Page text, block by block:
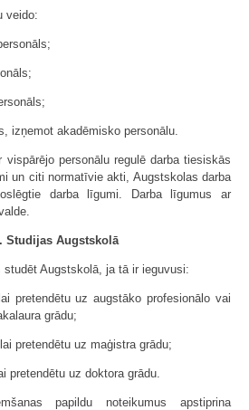
veido:
izņemot akadēmisko personālu.
personālu regulē darba tiesiskās
un citi normatīvie akti, Augstskolas darba
darba līgumi. Darba līgumus ar
Studijas Augstskolā
Augstskolā, ja tā ir ieguvusi:
pretendētu uz augstāko profesionālo vai
grādu;
pretendētu uz maģistra grādu;
pretendētu uz doktora grādu.
papildu noteikumus apstiprina